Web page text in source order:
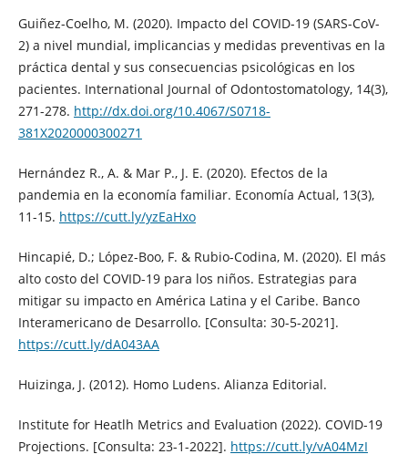
Guiñez-Coelho, M. (2020). Impacto del COVID-19 (SARS-CoV-
2) a nivel mundial, implicancias y medidas preventivas en la
práctica dental y sus consecuencias psicológicas en los
pacientes. International Journal of Odontostomatology, 14(3),
271-278. http://dx.doi.org/10.4067/S0718-
381X2020000300271
Hernández R., A. & Mar P., J. E. (2020). Efectos de la
pandemia en la economía familiar. Economía Actual, 13(3),
11-15. https://cutt.ly/yzEaHxo
Hincapié, D.; López-Boo, F. & Rubio-Codina, M. (2020). El más
alto costo del COVID-19 para los niños. Estrategias para
mitigar su impacto en América Latina y el Caribe. Banco
Interamericano de Desarrollo. [Consulta: 30-5-2021].
https://cutt.ly/dA043AA
Huizinga, J. (2012). Homo Ludens. Alianza Editorial.
Institute for Heatlh Metrics and Evaluation (2022). COVID-19
Projections. [Consulta: 23-1-2022]. https://cutt.ly/vA04MzI